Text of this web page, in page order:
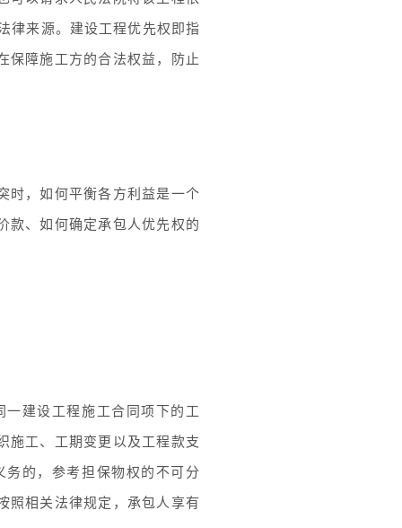
律来源。建设工程优先权即指
保障施工方的合法权益，防止
时，如何平衡各方利益是一个
款、如何确定承包人优先权的
建设工程施工合同项下的工
施工、工期变更以及工程款支
的，参考担保物权的不可分
照相关法律规定，承包人享有